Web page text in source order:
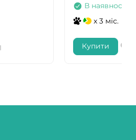
В наявності
x 3 міс.
Купити